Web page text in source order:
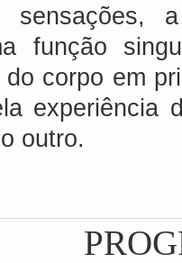
sensações,
função
do corpo em
experiência
outro.